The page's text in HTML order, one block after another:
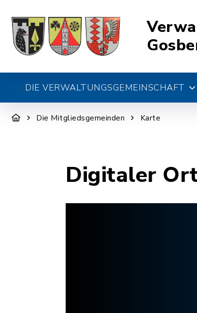
DIE VERWALTUNGSGEMEINSCHAFT
Die Mitgliedsgemeinden Karte
Digitaler